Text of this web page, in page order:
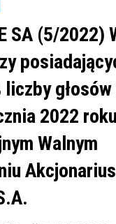
SA (5/2022)
liczby
2022
Walnym